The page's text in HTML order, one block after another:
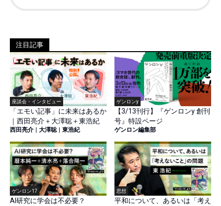
注目記事
座談会・インタビュー
「エモい記事」に未来はあるか
｜西田亮介＋大澤聡＋東浩紀
西田亮介 | 大澤聡 | 東浩紀
ゲンロンy
【3/13刊行】『ゲンロンy 創刊
号』特設ページ
ゲンロン編集部
ゲンロン17
AI研究に学会は不必要？
思想
平和について、あるいは「考え